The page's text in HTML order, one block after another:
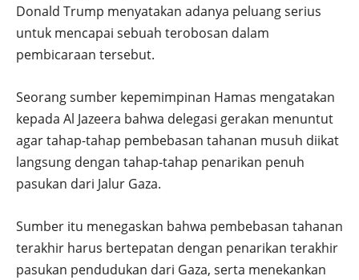
Donald Trump menyatakan adanya peluang serius
untuk mencapai sebuah terobosan dalam
pembicaraan tersebut.
Seorang sumber kepemimpinan Hamas mengatakan
kepada Al Jazeera bahwa delegasi gerakan menuntut
agar tahap-tahap pembebasan tahanan musuh diikat
langsung dengan tahap-tahap penarikan penuh
pasukan dari Jalur Gaza.
Sumber itu menegaskan bahwa pembebasan tahanan
terakhir harus bertepatan dengan penarikan terakhir
pasukan pendudukan dari Gaza, serta menekankan